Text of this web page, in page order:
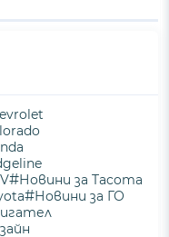
#Новини за Tacoma
#Новини за ГО